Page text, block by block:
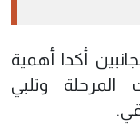
أكدا أهمية
وتلبي